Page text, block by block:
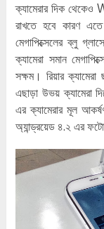
ক্যামেরার দিক
রাখতে হবে কারণ
মেগাপিক্সেলের ব্লু
ক্যামেরা সমান
সক্ষম। রিয়ার ক্যামেরা
এছাড়া উভয় ক্যামেরা
এর ক্যামেরার মূল
অ্যান্ড্রয়েড ৪.২ এর